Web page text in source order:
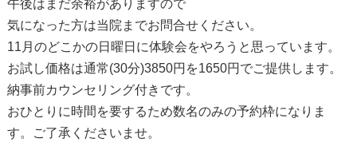
午後はまだ余裕がありますので
気になった方は当院までお問合せください。
11月のどこかの日曜日に体験会をやろうと思っています。
お試し価格は通常(30分)3850円を1650円でご提供します。
納事前カウンセリング付きです。
おひとりに時間を要するため数名のみの予約枠になりま
す。ご了承くださいませ。